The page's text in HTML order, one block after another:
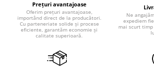
Prețuri avantajoase
Oferim prețuri avantajoase,
importând direct de la producători.
Cu parteneriate solide și procese
eficiente, garantăm economie și
calitate superioară.
Ne
expediem
mai scurt